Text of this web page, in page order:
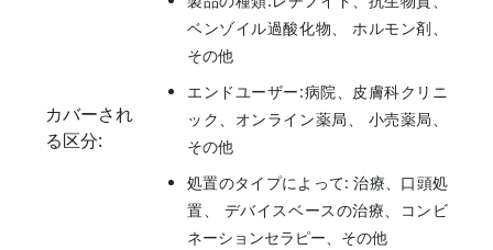
カバーされ
る区分:
ベンゾイル過酸化物、 ホルモン剤、
その他
エンドユーザー:病院、皮膚科クリニ
ック、オンライン薬局、 小売薬局、
その他
処置のタイプによって: 治療、口頭処
置、 デバイスベースの治療、コンビ
ネーションセラピー、その他